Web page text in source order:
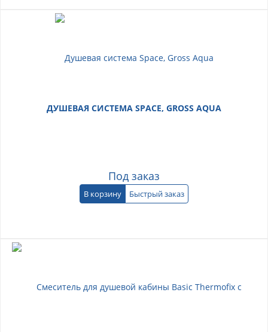
ДУШЕВАЯ СИСТЕМА SPACE, GROSS AQUA
Под заказ
В корзину Быстрый заказ